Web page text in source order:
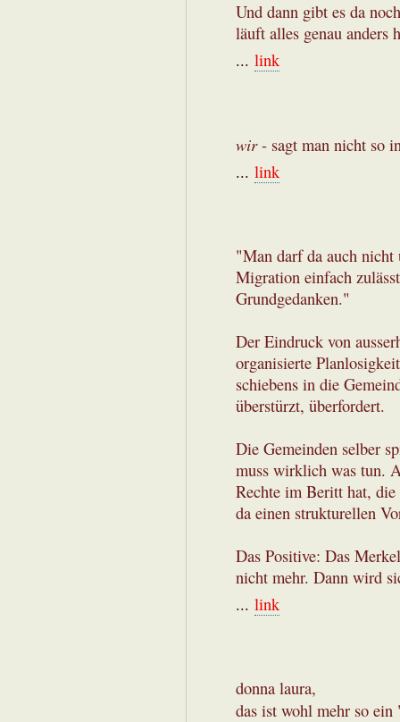
Und dann gibt es da
läuft alles genau anders
... link
wir- sagt man nicht so
... link
"Man darf da auch nicht
Migration einfach
Grundgedanken."
Der Eindruck von
organisierte
schiebens in die
überstürzt, überfordert.
Die Gemeinden selber
muss wirklich was tun.
Rechte im Beritt hat,
da einen strukturellen
Das Positive: Das
nicht mehr. Dann wird
... link
donna laura,
das ist wohl mehr so